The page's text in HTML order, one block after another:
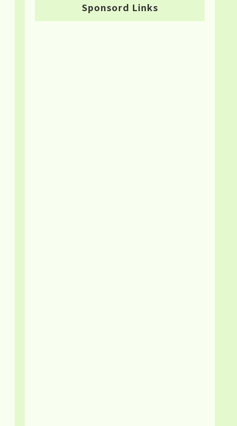
Sponsord Links